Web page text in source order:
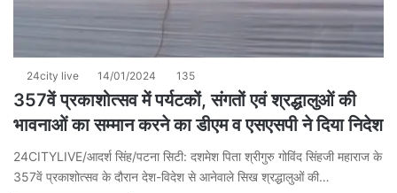
24city live 14/01/2024 135
357वें प्रकाशोत्सव में पर्यटकों, संगतों एवं श्रद्धालुओं की
भावनाओं का सम्मान करने का डीएम व एसएसपी ने दिया निदेश
24CITYLIVE/आदर्श सिंह/पटना सिटी: दशमेश पिता श्रीगुरु गोविंद सिंहजी महाराज के
357वें प्रकाशोत्सव के दौरान देश-विदेश से आनेवाले सिख श्रद्धालुओं की…